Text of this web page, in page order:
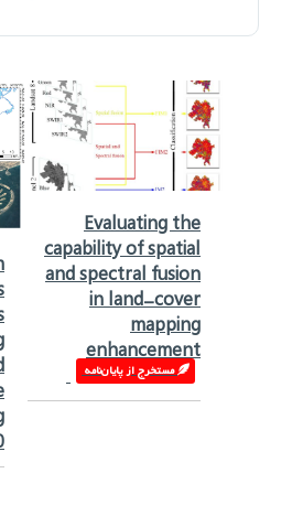
Evaluating the
capability of spatial
and spectral fusion
in land-cover
mapping
enhancement
مستخرج از پایان‌نامه‌ ‌